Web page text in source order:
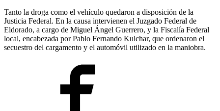
Tanto la droga como el vehículo quedaron a disposición de la
Justicia Federal. En la causa intervienen el Juzgado Federal de
Eldorado, a cargo de Miguel Ángel Guerrero, y la Fiscalía Federal
local, encabezada por Pablo Fernando Kulchar, que ordenaron el
secuestro del cargamento y el automóvil utilizado en la maniobra.